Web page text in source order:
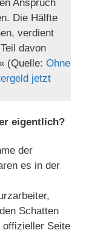
Anspruch
Die Hälfte
verdient
davon
(Quelle: Ohne
jetzt
eigentlich?
der
es in der
Schatten
offizieller Seite